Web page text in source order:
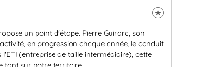
un point d'étape. Pierre Guirard, son
en progression chaque année, le conduit
(entreprise de taille intermédiaire), cette
tant sur notre territoire.